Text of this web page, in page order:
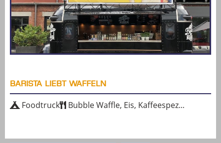
BARISTA LIEBT WAFFELN
Foodtruck Bubble Waffle, Eis, Kaffeespez...